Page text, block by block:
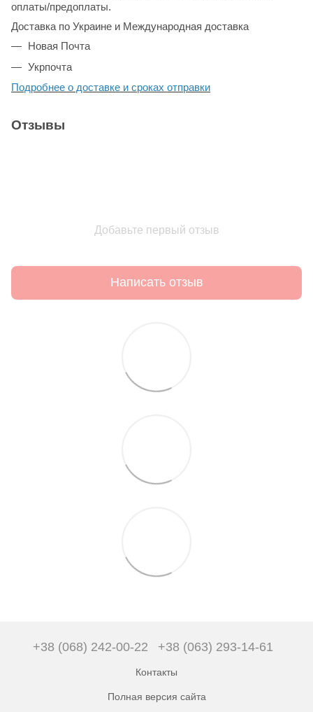
оплаты/предоплаты.
Доставка по Украине и Международная доставка
Новая Почта
Укрпочта
Подробнее о доставке и сроках отправки
Отзывы
Добавьте первый отзыв
Написать отзыв
+38 (068) 242-00-22 +38 (063) 293-14-61
Контакты
Полная версия сайта